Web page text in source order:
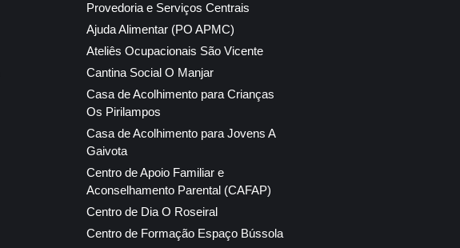
Provedoria e Serviços Centrais
Ajuda Alimentar (PO APMC)
Ateliês Ocupacionais São Vicente
Cantina Social O Manjar
Casa de Acolhimento para Crianças
Os Pirilampos
Casa de Acolhimento para Jovens A
Gaivota
Centro de Apoio Familiar e
Aconselhamento Parental (CAFAP)
Centro de Dia O Roseiral
Centro de Formação Espaço Bússola